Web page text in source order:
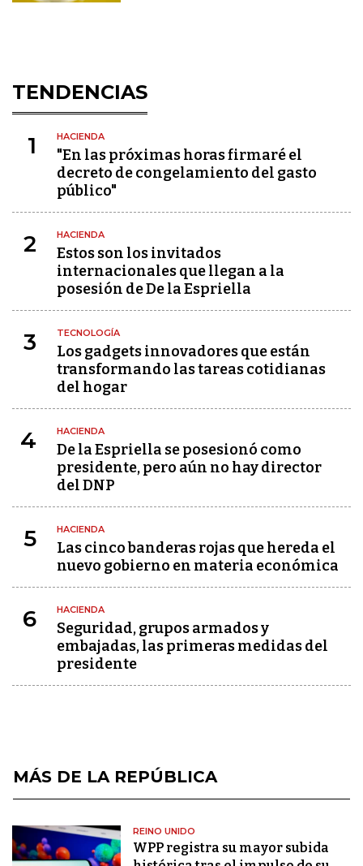
TENDENCIAS
1 HACIENDA
"En las próximas horas firmaré el
decreto de congelamiento del gasto
público"
2 HACIENDA
Estos son los invitados
internacionales que llegan a la
posesión de De la Espriella
3 TECNOLOGÍA
Los gadgets innovadores que están
transformando las tareas cotidianas
del hogar
4 HACIENDA
De la Espriella se posesionó como
presidente, pero aún no hay director
del DNP
5 HACIENDA
Las cinco banderas rojas que hereda el
nuevo gobierno en materia económica
6 HACIENDA
Seguridad, grupos armados y
embajadas, las primeras medidas del
presidente
MÁS DE LA REPÚBLICA
REINO UNIDO
WPP registra su mayor subida